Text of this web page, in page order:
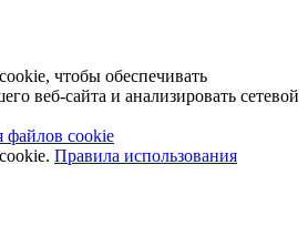
чтобы обеспечивать
веб-сайта и анализировать сетевой
файлов cookie
Правила использования